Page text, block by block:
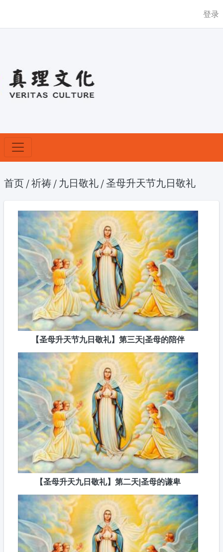
登录
首页 /祈祷 / 九日敬礼 /圣母升天节九日敬礼
【圣母升天节九日敬礼】第三天|圣母的陪伴
【圣母升天九日敬礼】第二天|圣母的谦卑